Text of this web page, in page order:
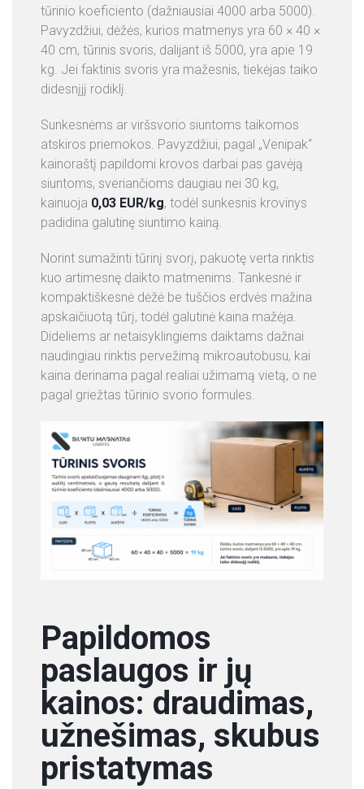
tūrinio koeficiento (dažniausiai 4000 arba 5000).
Pavyzdžiui, dėžės, kurios matmenys yra 60 × 40 ×
40 cm, tūrinis svoris, dalijant iš 5000, yra apie 19
kg. Jei faktinis svoris yra mažesnis, tiekėjas taiko
didesnįjį rodiklį.
Sunkesnėms ar viršsvorio siuntoms taikomos
atskiros priemokos. Pavyzdžiui, pagal „Venipak“
kainoraštį papildomi krovos darbai pas gavėją
siuntoms, sveriančioms daugiau nei 30 kg,
kainuoja 0,03 EUR/kg, todėl sunkesnis krovinys
padidina galutinę siuntimo kainą.
Norint sumažinti tūrinį svorį, pakuotę verta rinktis
kuo artimesnę daikto matmenims. Tankesnė ir
kompaktiškesnė dėžė be tuščios erdvės mažina
apskaičiuotą tūrį, todėl galutinė kaina mažėja.
Dideliems ar netaisyklingiems daiktams dažnai
naudingiau rinktis pervežimą mikroautobusu, kai
kaina derinama pagal realiai užimamą vietą, o ne
pagal griežtas tūrinio svorio formules.
Papildomos
paslaugos ir jų
kainos: draudimas,
užnešimas, skubus
pristatymas